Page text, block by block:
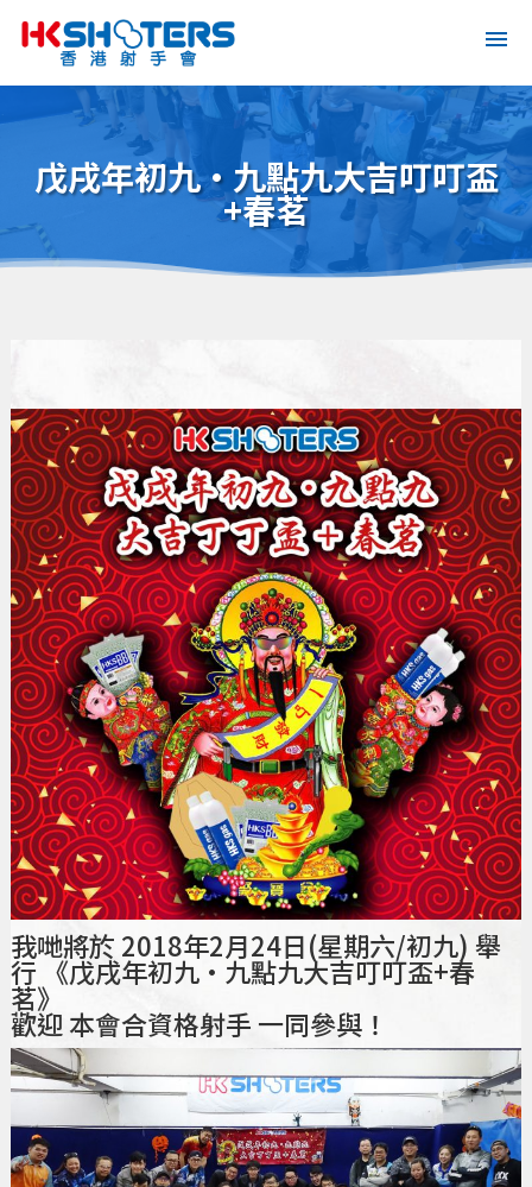
戊戌年初九·九點九大吉叮叮盃
+春茗
我哋將於 2018年2月24日(星期六/初九) 舉
行 《戊戌年初九·九點九大吉叮叮盃+春
茗》
歡迎 本會合資格射手 一同參與！